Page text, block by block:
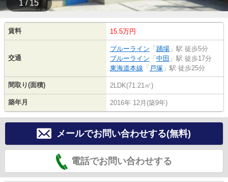
1 / 15
賃料 15.5万円
交通
ブルーライン 「 踊場 」駅 徒歩5分
ブルーライン 「 中田 」駅 徒歩17分
東海道本線 「 戸塚 」駅 徒歩25分
間取り(面積) 2LDK(71.21㎡)
築年月 2016年 12月(築9年)
メールでお問い合わせする(無料)
電話でお問い合わせする